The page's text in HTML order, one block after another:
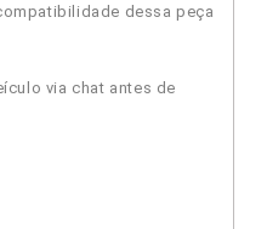
dessa peça
via chat antes de